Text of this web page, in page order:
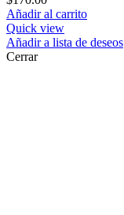
Añadir al carrito
Quick view
Añadir a lista de deseos
Cerrar